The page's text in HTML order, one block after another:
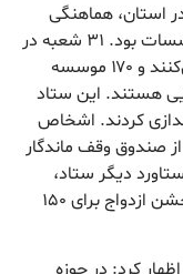
استان، هماهنگی
بین موسسات خیریه و ساماندهی این موسسات بود. ۳۱ شعبه در
شهرستان‌ها نیز ذیل این ستاد فعالیت می‌کنند و ۱۷۰ موسسه
هستند. این ستاد
کردند. اشخاص
صندوق وقف ماندگار
دیگر ستاد،
کمک به آزادی ۱۷ زندانی جرایم غیر عمد و جشن ازدواج برای ۱۵۰